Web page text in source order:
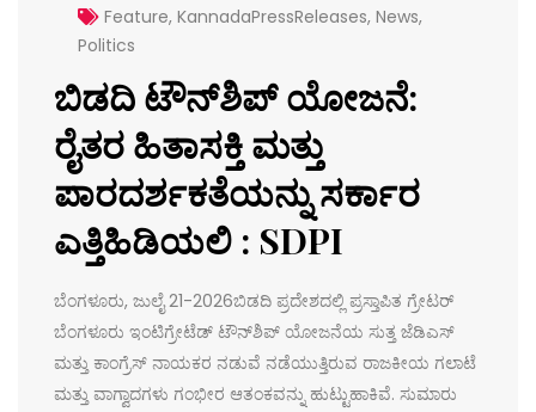
Feature, KannadaPressReleases, News,
Politics
ಬಿಡದಿ ಟೌನ್‌ಶಿಪ್ ಯೋಜನೆ:
ರೈತರ ಹಿತಾಸಕ್ತಿ ಮತ್ತು
ಪಾರದರ್ಶಕತೆಯನ್ನು ಸರ್ಕಾರ
ಎತ್ತಿಹಿಡಿಯಲಿ : SDPI
ಬೆಂಗಳೂರು, ಜುಲೈ 21-2026ಬಿಡದಿ ಪ್ರದೇಶದಲ್ಲಿ ಪ್ರಸ್ತಾಪಿತ ಗ್ರೇಟರ್
ಬೆಂಗಳೂರು ಇಂಟಿಗ್ರೇಟೆಡ್ ಟೌನ್‌ಶಿಪ್ ಯೋಜನೆಯ ಸುತ್ತ ಜೆಡಿಎಸ್
ಮತ್ತು ಕಾಂಗ್ರೆಸ್ ನಾಯಕರ ನಡುವೆ ನಡೆಯುತ್ತಿರುವ ರಾಜಕೀಯ ಗಲಾಟೆ
ಮತ್ತು ವಾಗ್ವಾದಗಳು ಗಂಭೀರ ಆತಂಕವನ್ನು ಹುಟ್ಟುಹಾಕಿವೆ. ಸುಮಾರು